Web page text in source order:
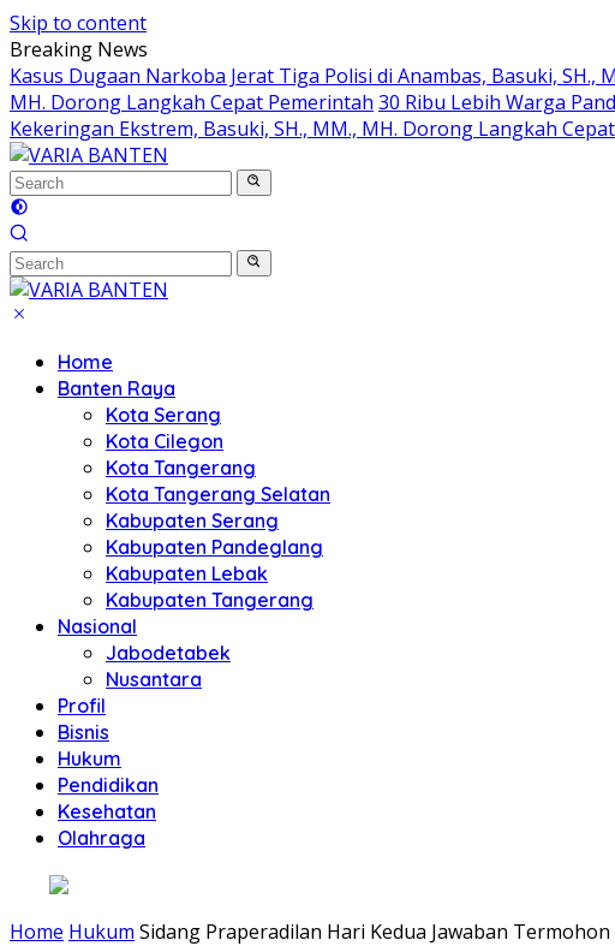
Skip to content
Breaking News
Kasus Dugaan Narkoba Jerat Tiga Polisi di Anambas, Basuki, SH.,
MH. Dorong Langkah Cepat Pemerintah 30 Ribu Lebih Warga
Kekeringan Ekstrem, Basuki, SH., MM., MH. Dorong Langkah
Home
Banten Raya
Kota Serang
Kota Cilegon
Kota Tangerang
Kota Tangerang Selatan
Kabupaten Serang
Kabupaten Pandeglang
Kabupaten Lebak
Kabupaten Tangerang
Nasional
Jabodetabek
Nusantara
Profil
Bisnis
Hukum
Pendidikan
Kesehatan
Olahraga
Home Hukum Sidang Praperadilan Hari Kedua Jawaban